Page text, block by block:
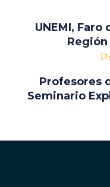
UNEMI,
Región
Profesores
Seminario